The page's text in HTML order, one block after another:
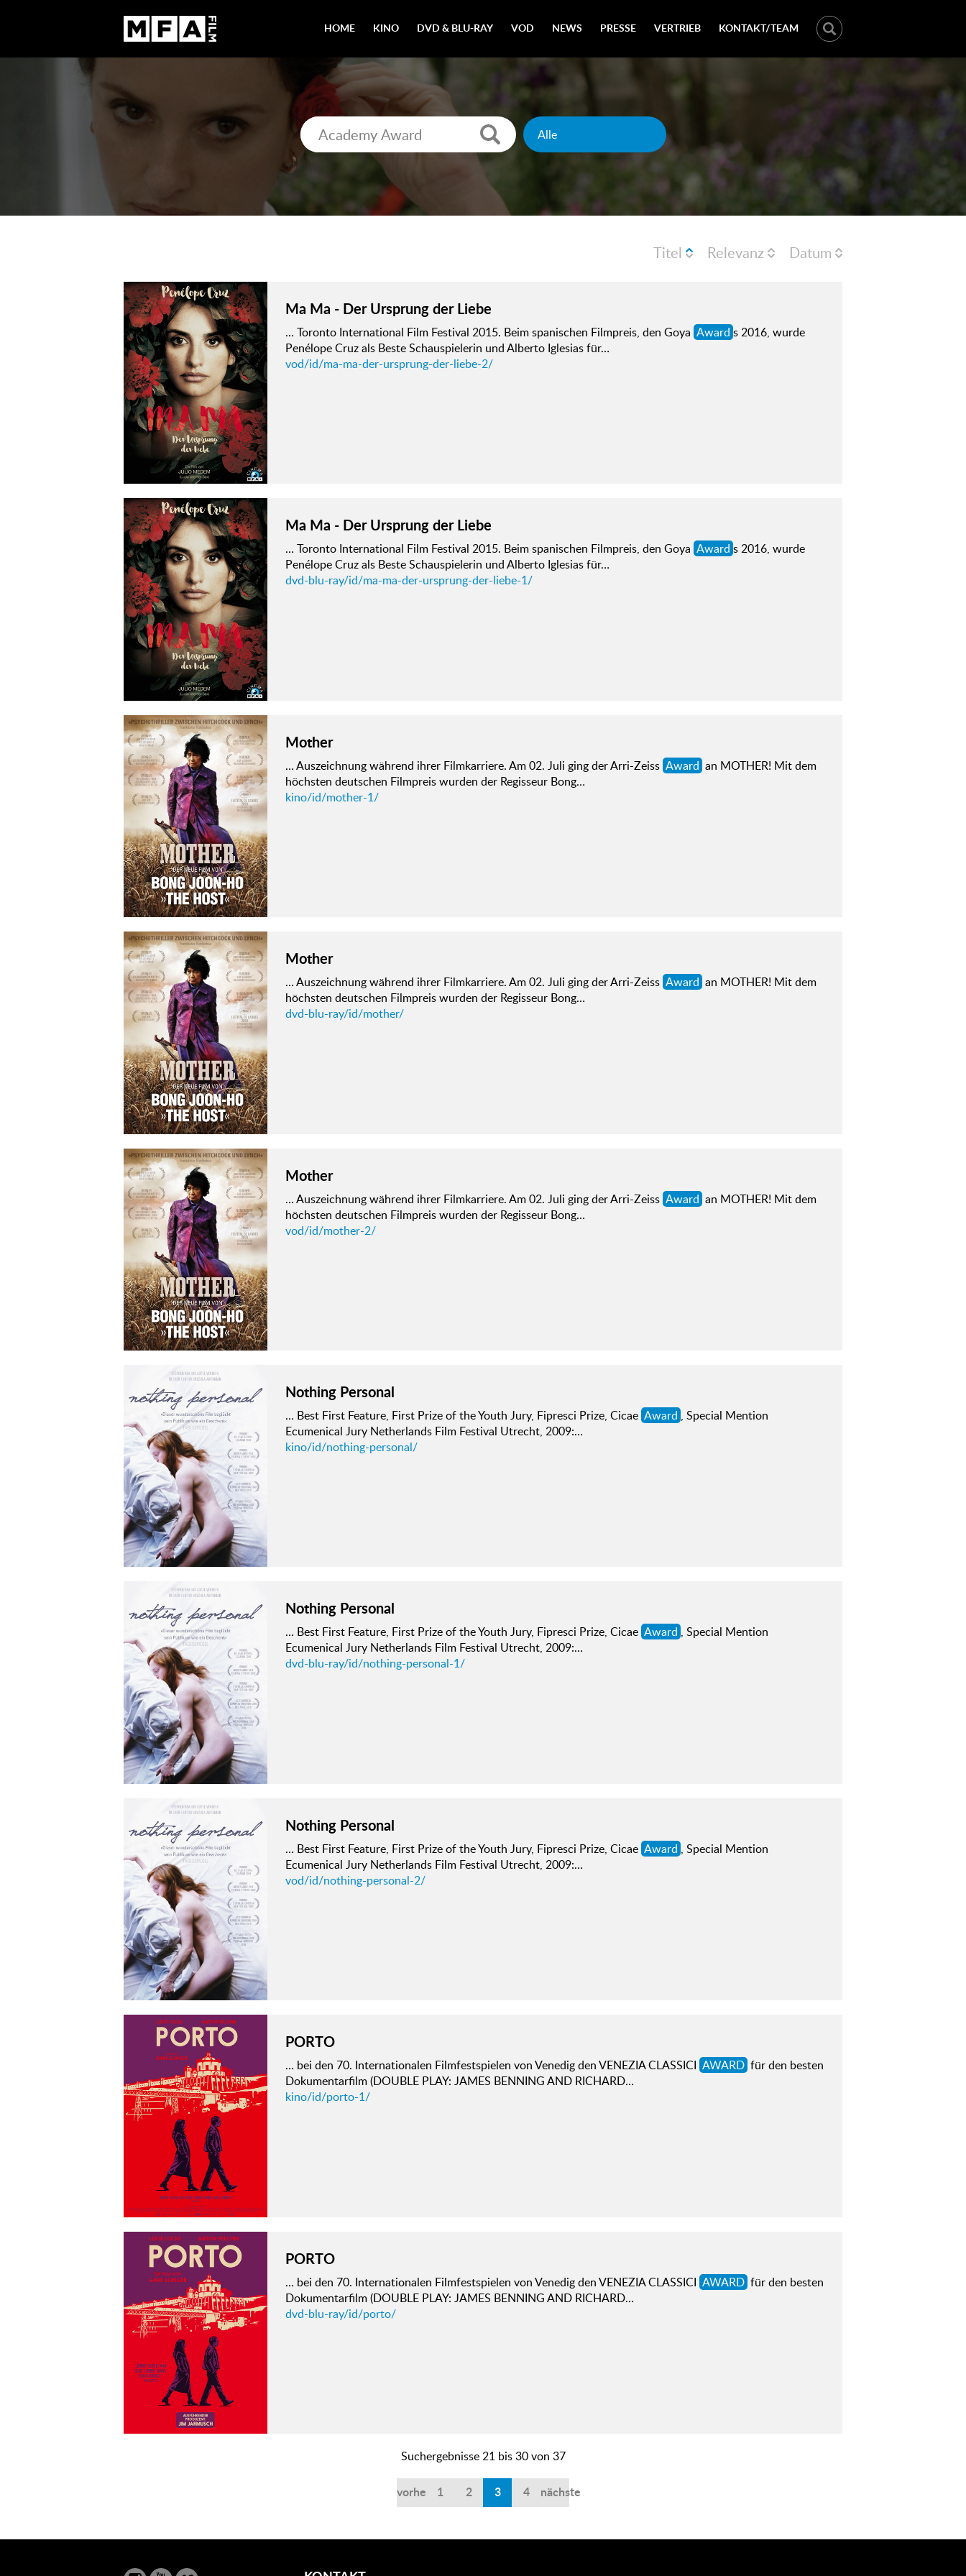
HOME KINO DVD & BLU-RAY VOD NEWS PRESSE VERTRIEB KONTAKT/TEAM
Titel Relevanz Datum
Ma Ma - Der Ursprung der Liebe
… Toronto International Film Festival 2015. Beim spanischen Filmpreis, den Goya Award s 2016, wurde
Penélope Cruz als Beste Schauspielerin und Alberto Iglesias für…
vod/id/ma-ma-der-ursprung-der-liebe-2/
Ma Ma - Der Ursprung der Liebe
… Toronto International Film Festival 2015. Beim spanischen Filmpreis, den Goya Award s 2016, wurde
Penélope Cruz als Beste Schauspielerin und Alberto Iglesias für…
dvd-blu-ray/id/ma-ma-der-ursprung-der-liebe-1/
Mother
… Auszeichnung während ihrer Filmkarriere. Am 02. Juli ging der Arri-Zeiss Award an MOTHER! Mit dem
höchsten deutschen Filmpreis wurden der Regisseur Bong…
kino/id/mother-1/
Mother
… Auszeichnung während ihrer Filmkarriere. Am 02. Juli ging der Arri-Zeiss Award an MOTHER! Mit dem
höchsten deutschen Filmpreis wurden der Regisseur Bong…
dvd-blu-ray/id/mother/
Mother
… Auszeichnung während ihrer Filmkarriere. Am 02. Juli ging der Arri-Zeiss Award an MOTHER! Mit dem
höchsten deutschen Filmpreis wurden der Regisseur Bong…
vod/id/mother-2/
Nothing Personal
… Best First Feature, First Prize of the Youth Jury, Fipresci Prize, Cicae Award , Special Mention
Ecumenical Jury Netherlands Film Festival Utrecht, 2009:…
kino/id/nothing-personal/
Nothing Personal
… Best First Feature, First Prize of the Youth Jury, Fipresci Prize, Cicae Award , Special Mention
Ecumenical Jury Netherlands Film Festival Utrecht, 2009:…
dvd-blu-ray/id/nothing-personal-1/
Nothing Personal
… Best First Feature, First Prize of the Youth Jury, Fipresci Prize, Cicae Award , Special Mention
Ecumenical Jury Netherlands Film Festival Utrecht, 2009:…
vod/id/nothing-personal-2/
PORTO
… bei den 70. Internationalen Filmfestspielen von Venedig den VENEZIA CLASSICI AWARD für den besten
Dokumentarfilm (DOUBLE PLAY: JAMES BENNING AND RICHARD…
kino/id/porto-1/
PORTO
… bei den 70. Internationalen Filmfestspielen von Venedig den VENEZIA CLASSICI AWARD für den besten
Dokumentarfilm (DOUBLE PLAY: JAMES BENNING AND RICHARD…
dvd-blu-ray/id/porto/
Suchergebnisse 21 bis 30 von 37
vorherige
1 2 3 4 nächste